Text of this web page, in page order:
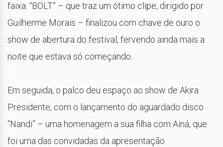
faixa. “BOLT” – que traz um ótimo clipe, dirigido por
Guilherme Morais – finalizou com chave de ouro o
show de abertura do festival, fervendo ainda mais a
noite que estava só começando.
Em seguida, o palco deu espaço ao show de Akira
Presidente, com o lançamento do aguardado disco
“Nandi” – uma homenagem a sua filha com Ainá, que
foi uma das convidadas da apresentação.